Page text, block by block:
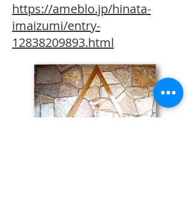
https://ameblo.jp/hinata-
imaizumi/entry-
12838209893.html